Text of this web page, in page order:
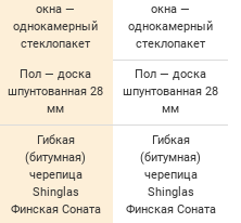
окна —
однокамерный
стеклопакет
окна —
однокамерный
стеклопакет
Пол — доска
шпунтованная 28
мм
Пол — доска
шпунтованная 28
мм
Гибкая
(битумная)
черепица
Shinglas
Финская Соната
Гибкая
(битумная)
черепица
Shinglas
Финская Соната